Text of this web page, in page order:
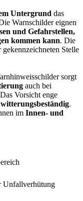
Untergrund das
Warnschilder eignen
und Gefahrstellen,
kommen kann. Die
Stelle
sorgt
auch bei
Vorsicht enge
.
im Innen- und
Unfallverhütung